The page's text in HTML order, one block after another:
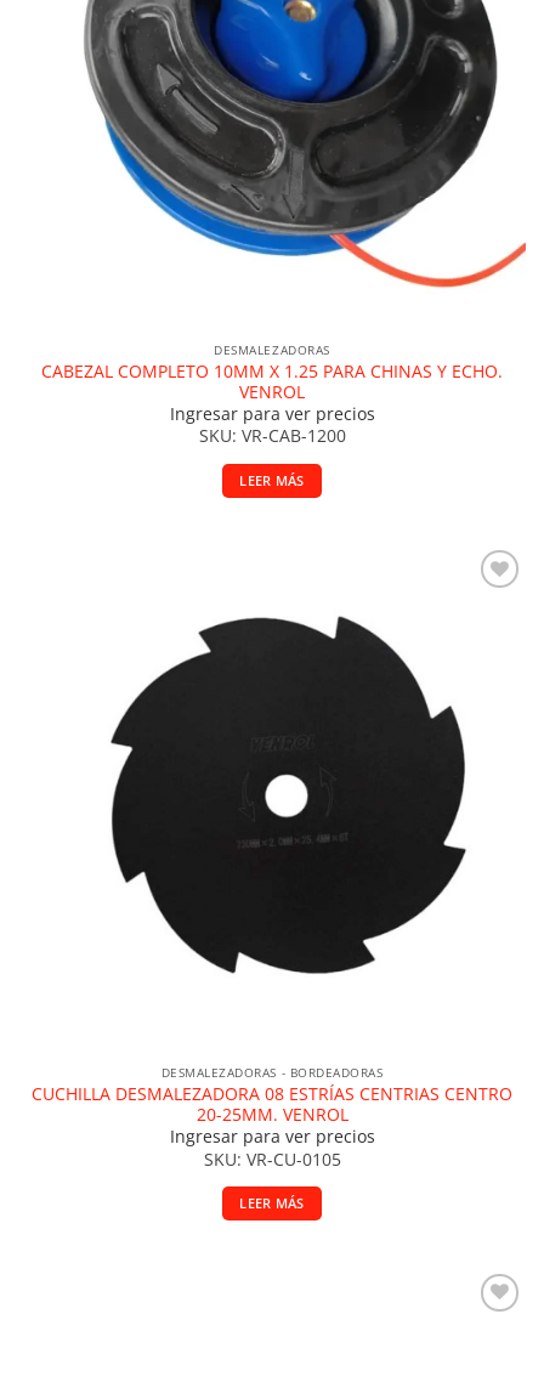
DESMALEZADORAS
CABEZAL COMPLETO 10MM X 1.25 PARA CHINAS Y ECHO.
VENROL
Ingresar para ver precios
SKU: VR-CAB-1200
LEER MÁS
DESMALEZADORAS - BORDEADORAS
CUCHILLA DESMALEZADORA 08 ESTRÍAS CENTRIAS CENTRO
20-25MM. VENROL
Ingresar para ver precios
SKU: VR-CU-0105
LEER MÁS